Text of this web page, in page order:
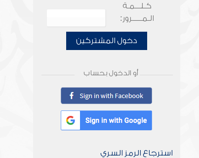
كـلـــمـة
الـمـــــرور:
دخول المشتركين
أو الدخول بحساب
استرجاع الرمز السري